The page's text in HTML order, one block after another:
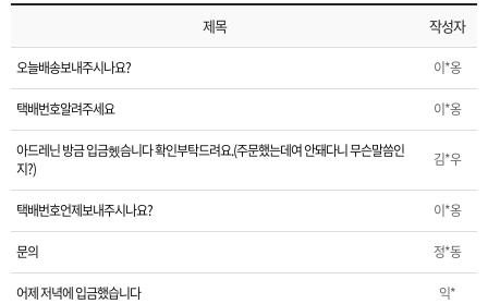
우
터
페
이
지
문
조
회
제목 작성자
오늘배송보내주시나요? 이*옹
택배번호알려주세요 이*옹
아드레닌 방금 입금헸슴니다 확인부탁드려요.(주문했는데여 안돼다니 무슨말씀인
지?)
김*우
택배번호언제보내주시나요? 이*옹
문의 정*동
어제 저녁에 입금했습니다 익*